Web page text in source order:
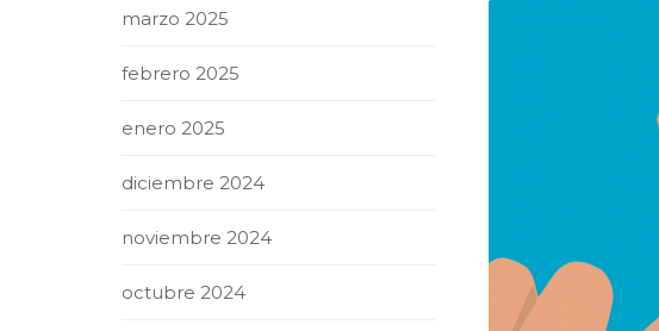
marzo 2025
febrero 2025
enero 2025
diciembre 2024
noviembre 2024
octubre 2024